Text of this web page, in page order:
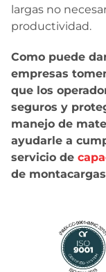
largas no
productividad.
Como puede
empresas
que los
seguros y
manejo de
ayudarle a
servicio de
de